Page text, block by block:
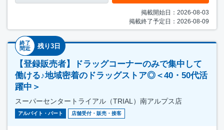
掲載開始日：2026-08-03
掲載終了予定日：2026-08-09
終了
間近
残り3日
【登録販売者】ドラッグコーナーのみで集中して
働ける♪地域密着のドラッグストア◎＜40・50代活
躍中＞
スーパーセンタートライアル（TRIAL）南アルプス店
アルバイト・パート 店舗受付・販売・接客